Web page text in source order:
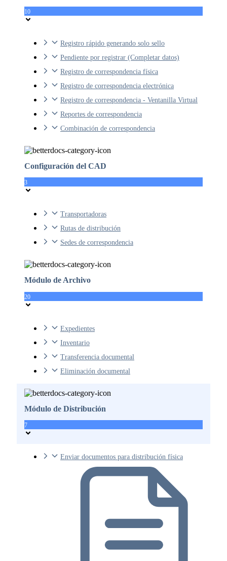
10
Registro rápido generando solo sello
Pendiente por registrar (Completar datos)
Registro de correspondencia física
Registro de correspondencia electrónica
Registro de correspondencia - Ventanilla Virtual
Reportes de correspondencia
Combinación de correspondencia
Configuración del CAD
3
Transportadoras
Rutas de distribución
Sedes de correspondencia
Módulo de Archivo
20
Expedientes
Inventario
Transferencia documental
Eliminación documental
Módulo de Distribución
7
Enviar documentos para distribución física